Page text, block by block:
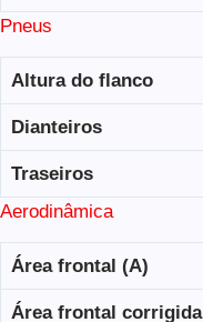
Pneus
Altura do flanco
Dianteiros
Traseiros
Aerodinâmica
Área frontal (A)
Área frontal corrigida